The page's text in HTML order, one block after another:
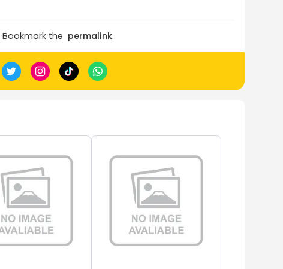
Bookmark the permalink.